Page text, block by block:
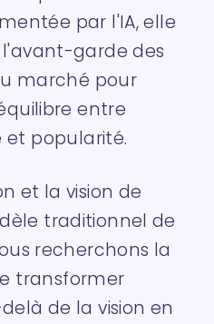
par l'IA, elle
garde des
marché pour
entre
et popularité.
et la vision de
traditionnel de
recherchons la
transformer
de la vision en